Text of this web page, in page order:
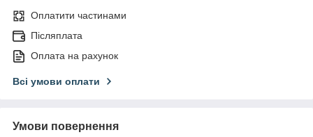
Оплатити частинами
Післяплата
Оплата на рахунок
Всі умови оплати
Умови повернення